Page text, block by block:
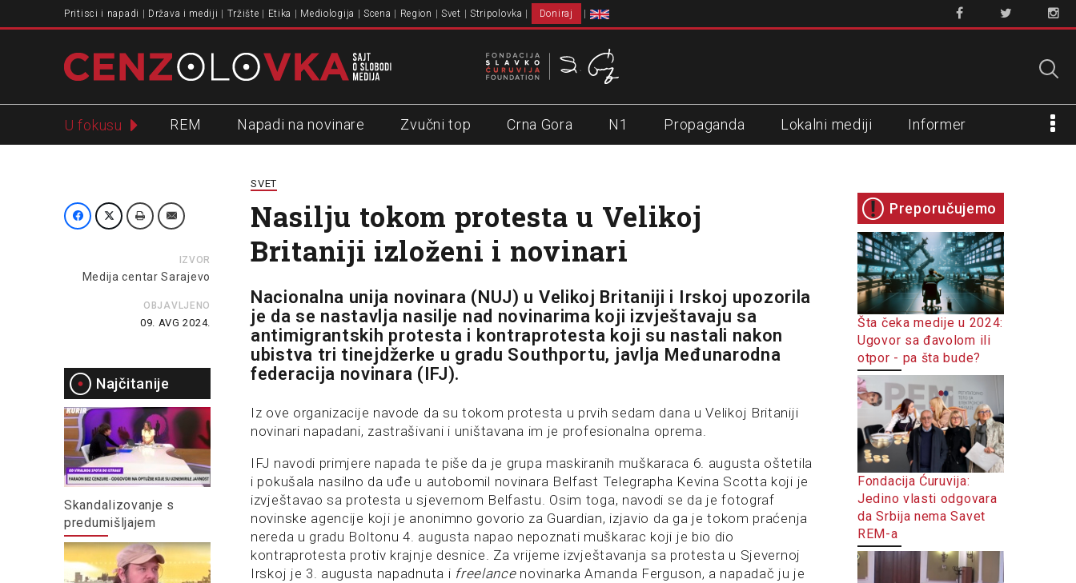
Pritisci i napadi Država i mediji Tržište Etika Mediologija Scena Region Svet Stripolovka Doniraj
U fokusu REM Napadi na novinare Zvučni top Crna Gora N1 Propaganda Lokalni mediji Informer
IZVOR
Medija centar Sarajevo
OBJAVLJENO
09. AVG 2024.
Najčitanije
Skandalizovanje s
predumišljajem
SVET
Nasilju tokom protesta u Velikoj
Britaniji izloženi i novinari
Nacionalna unija novinara (NUJ) u Velikoj Britaniji i Irskoj upozorila
je da se nastavlja nasilje nad novinarima koji izvještavaju sa
antimigrantskih protesta i kontraprotesta koji su nastali nakon
ubistva tri tinejdžerke u gradu Southportu, javlja Međunarodna
federacija novinara (IFJ).
Iz ove organizacije navode da su tokom protesta u prvih sedam dana u Velikoj Britaniji
novinari napadani, zastrašivani i uništavana im je profesionalna oprema.
IFJ navodi primjere napada te piše da je grupa maskiranih muškaraca 6. augusta oštetila
i pokušala nasilno da uđe u autobomil novinara Belfast Telegrapha Kevina Scotta koji je
izvještavao sa protesta u sjevernom Belfastu. Osim toga, navodi se da je fotograf
novinske agencije koji je anonimno govorio za Guardian, izjavio da ga je tokom praćenja
nereda u gradu Boltonu 4. augusta napao nepoznati muškarac koji je bio dio
kontraprotesta protiv krajnje desnice. Za vrijeme izvještavanja sa protesta u Sjevernoj
Irskoj je 3. augusta napadnuta i freelancenovinarka Amanda Ferguson, a napadač ju je
Preporučujemo
Šta čeka medije u 2024:
Ugovor sa đavolom ili
otpor - pa šta bude?
Fondacija Ćuruvija:
Jedino vlasti odgovara
da Srbija nema Savet
REM-a